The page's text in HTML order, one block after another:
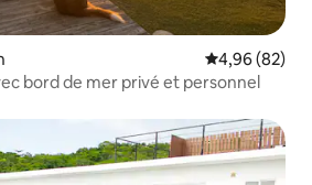
Évaluation
4,96 (82)
bord de mer privé et personnel